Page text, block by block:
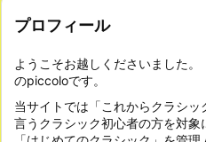
プロフィール
ようこそお越しくださいました
のpiccoloです。
当サイトでは「これからクラシ
言うクラシック初心者の方を対象